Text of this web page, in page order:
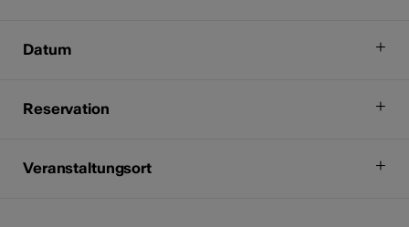
Datum
Reservation
Veranstaltungsort